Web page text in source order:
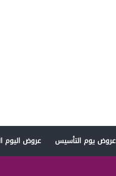
عروض يوم التأسيس عروض اليوم